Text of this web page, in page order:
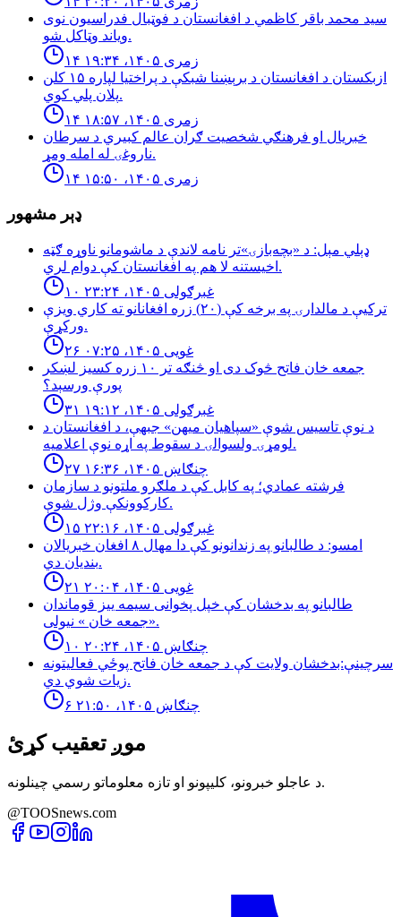
سید محمد باقر کاظمي د افغانستان د فوټبال فدراسیون نوی
ویاند وټاکل شو.
۱۴ زمری ۱۴۰۵، ۱۹:۳۴
ازبكستان د افغانستان د برېښنا شبكې د پراختيا لپاره ۱۵ كلن
پلان پلي كوي.
۱۴ زمری ۱۴۰۵، ۱۸:۵۷
خبريال او فرهنګي شخصيت ګران عالم كبيري د سرطان
ناروغۍ له امله ومړ.
۱۴ زمری ۱۴۰۵، ۱۵:۵۰
ډېر مشهور
ډېلي مېل: د «بچه‌بازۍ»تر نامه لاندې د ماشومانو ناوړه ګټه
اخیستنه لا هم په افغانستان کې دوام لري.
۱۰ غبرګولی ۱۴۰۵، ۲۳:۲۴
تركيې د مالدارۍ په برخه كې (٢٠) زره افغانانو ته كاري ويزې
وركړې.
۲۶ غویی ۱۴۰۵، ۰۷:۲۵
جمعه خان فاتح څوک دی او څنګه تر ۱۰ زره کسیز لښکر
پورې ورسېد؟
۳۱ غبرګولی ۱۴۰۵، ۱۹:۱۲
د نوې تاسیس شوې «سپاهیان میهن» جبهې، د افغانستان د
لومړۍ ولسوالۍ د سقوط په اړه نوې اعلامیه.
۲۷ چنګاښ ۱۴۰۵، ۱۶:۳۶
فرشته عمادي؛ په کابل کې د ملګرو ملتونو د سازمان
کارکوونکې وژل شوې.
۱۵ غبرګولی ۱۴۰۵، ۲۲:۱۶
امسو: د طالبانو په زندانونو كې دا مهال ٨ افغان خبريالان
بنديان دي.
۲۱ غویی ۱۴۰۵، ۲۰:۰۴
طالبانو په بدخشان كې خپل پخوانى سيمه ييز قوماندان
«جمعه خان » نيولى.
۱۰ چنګاښ ۱۴۰۵، ۲۰:۲۴
سرچینې:بدخشان ولایت کې د جمعه خان فاتح پوځي فعالیتونه
زیات شوي دي.
۶ چنګاښ ۱۴۰۵، ۲۱:۵۰
موږ تعقیب کړئ
د عاجلو خبرونو، کلیپونو او تازه معلوماتو رسمي چینلونه.
@TOOSnews.com